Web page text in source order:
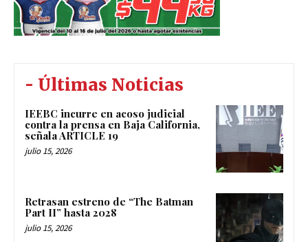
- Últimas Noticias
IEEBC incurre en acoso judicial
contra la prensa en Baja California,
señala ARTICLE 19
julio 15, 2026
Retrasan estreno de “The Batman
Part II” hasta 2028
julio 15, 2026